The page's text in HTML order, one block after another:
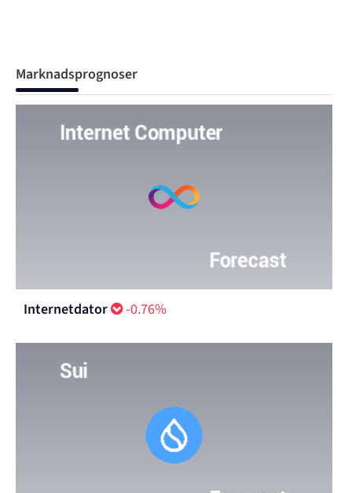
Marknadsprognoser
Internetdator -0.76%